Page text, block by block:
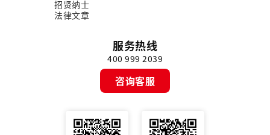
招贤纳士
法律文章
服务热线
400 999 2039
咨询客服